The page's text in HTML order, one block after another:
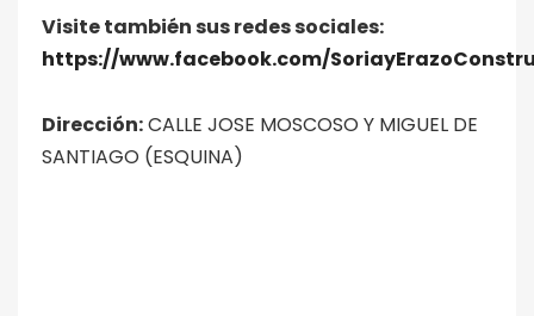
Visite también sus redes sociales:
https://www.facebook.com/
Dirección:CALLE JOSE MOSCOSO Y MIGUEL DE
SANTIAGO (ESQUINA)